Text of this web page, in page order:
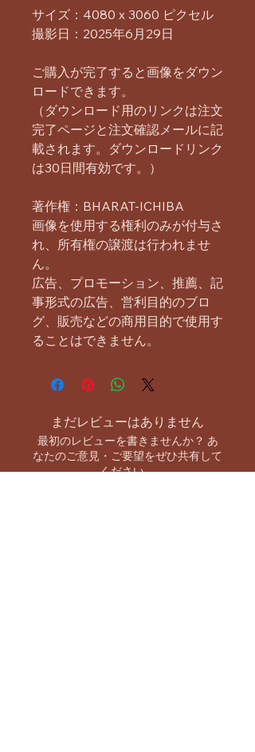
サイズ：4080 x 3060 ピクセル
撮影日：2025年6月29日
ご購入が完了すると画像をダウン
ロードできます。
（ダウンロード用のリンクは注文
完了ページと注文確認メールに記
載されます。ダウンロードリンク
は30日間有効です。）
著作権：BHARAT-ICHIBA
画像を使用する権利のみが付与さ
れ、所有権の譲渡は行われませ
ん。
広告、プロモーション、推薦、記
事形式の広告、営利目的のブロ
グ、販売などの商用目的で使用す
ることはできません。
まだレビューはありません
最初のレビューを書きませんか？ あ
なたのご意見・ご要望をぜひ共有して
ください。